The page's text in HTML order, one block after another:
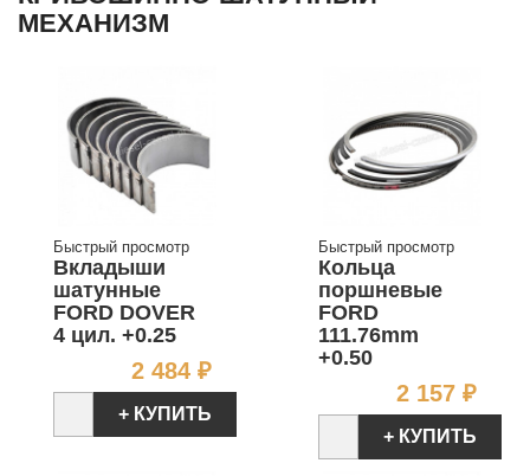
МЕХАНИЗМ
Быстрый просмотр
Вкладыши
шатунные
FORD DOVER
4 цил. +0.25
2 484 ₽Цена
+ КУПИТЬ
Быстрый просмотр
Кольца
поршневые
FORD
111.76mm
+0.50
2 157 ₽
+ КУПИТЬ